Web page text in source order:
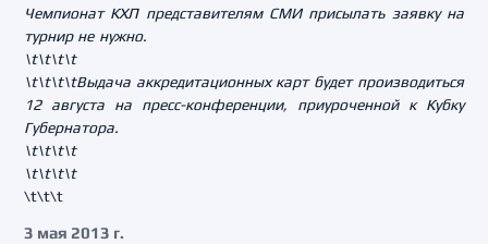
Чемпионат КХЛ представителям СМИ присылать заявку на
турнир не нужно.
\t\t\t\t
\t\t\t\tВыдача аккредитационных карт будет производиться
12 августа на пресс-конференции, приуроченной к Кубку
Губернатора.
\t\t\t\t
\t\t\t\t
\t\t\t
3 мая 2013 г.